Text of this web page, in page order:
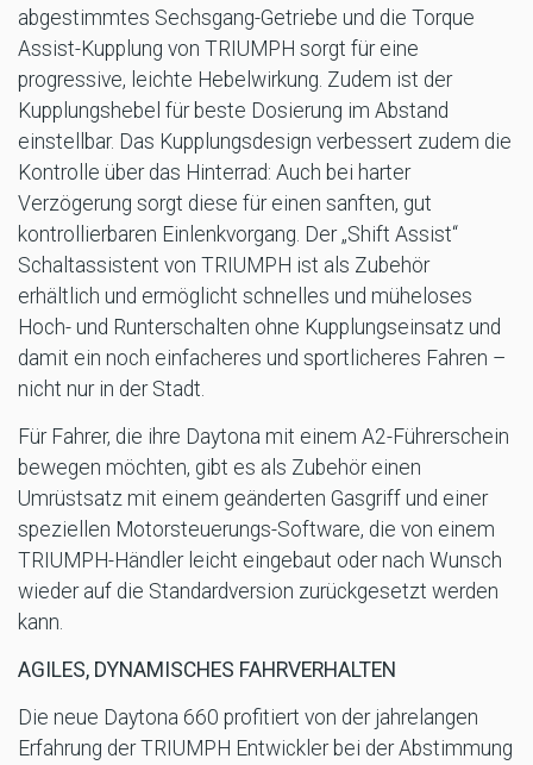
abgestimmtes Sechsgang-Getriebe und die Torque
Assist-Kupplung von TRIUMPH sorgt für eine
progressive, leichte Hebelwirkung. Zudem ist der
Kupplungshebel für beste Dosierung im Abstand
einstellbar. Das Kupplungsdesign verbessert zudem die
Kontrolle über das Hinterrad: Auch bei harter
Verzögerung sorgt diese für einen sanften, gut
kontrollierbaren Einlenkvorgang. Der „Shift Assist“
Schaltassistent von TRIUMPH ist als Zubehör
erhältlich und ermöglicht schnelles und müheloses
Hoch- und Runterschalten ohne Kupplungseinsatz und
damit ein noch einfacheres und sportlicheres Fahren –
nicht nur in der Stadt.
Für Fahrer, die ihre Daytona mit einem A2-Führerschein
bewegen möchten, gibt es als Zubehör einen
Umrüstsatz mit einem geänderten Gasgriff und einer
speziellen Motorsteuerungs-Software, die von einem
TRIUMPH-Händler leicht eingebaut oder nach Wunsch
wieder auf die Standardversion zurückgesetzt werden
kann.
AGILES, DYNAMISCHES FAHRVERHALTEN
Die neue Daytona 660 profitiert von der jahrelangen
Erfahrung der TRIUMPH Entwickler bei der Abstimmung